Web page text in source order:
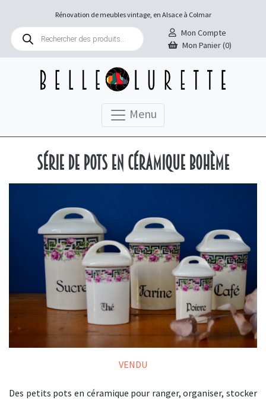
Rénovation de meubles vintage, en Alsace à Colmar
Recherche
produits
Mon Compte
Mon Panier (0)
Menu
Série de pots en céramique bohème
VENDU
Des petits pots en céramique pour ranger, organiser, stocker